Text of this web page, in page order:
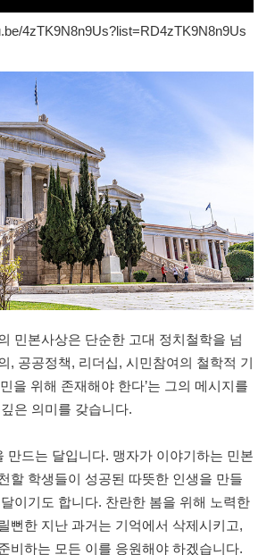
4zTK9N8n9Us?list=RD4zTK9N8n9Us
민본사상은 단순한 고대 정치철학을 넘
, 공공정책, 리더십, 시민참여의 철학적 기
을 위해 존재해야 한다’는 그의 메시지를
은 의미를 갖습니다.
만드는 달입니다. 맹자가 이야기하는 민본
할 학생들이 성공된 따뜻한 인생을 만들
이기도 합니다. 찬란한 봄을 위해 노력한
뻔한 지난 과거는 기억에서 삭제시키고,
비하는 모든 이를 응원해야 하겠습니다.